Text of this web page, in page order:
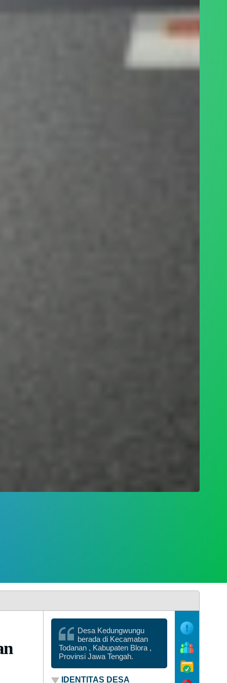
Desa Kedungwungu
berada di Kecamatan
Todanan , Kabupaten Blora ,
Provinsi Jawa Tengah.
IDENTITAS DESA